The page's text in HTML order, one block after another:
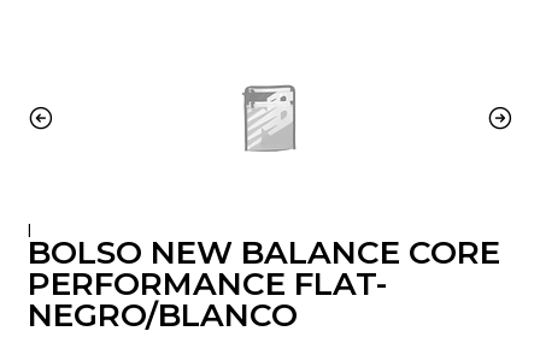
|
BOLSO NEW BALANCE CORE
PERFORMANCE FLAT-
NEGRO/BLANCO